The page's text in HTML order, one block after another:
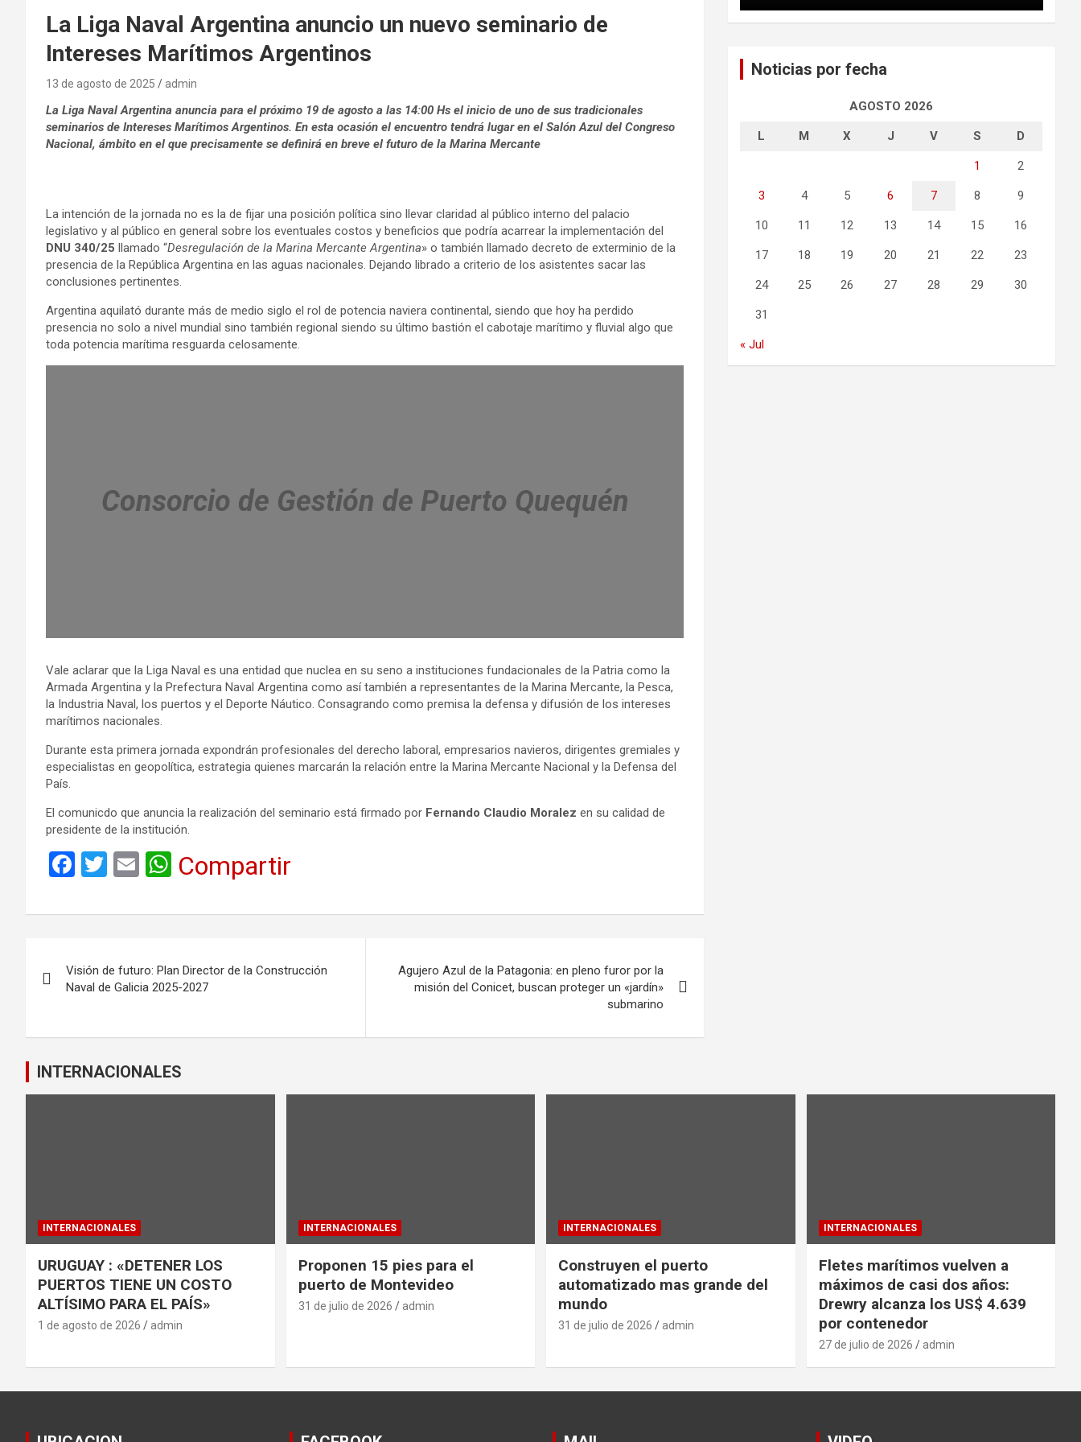
La Liga Naval Argentina anuncio un nuevo seminario de
Intereses Marítimos Argentinos
13 de agosto de 2025 admin
La Liga Naval Argentina anuncia para el próximo 19 de agosto a las 14:00 Hs el inicio de uno de sus tradicionales
seminarios de Intereses Marítimos Argentinos. En esta ocasión el encuentro tendrá lugar en el Salón Azul del Congreso
Nacional, ámbito en el que precisamente se definirá en breve el futuro de la Marina Mercante
La intención de la jornada no es la de fijar una posición política sino llevar claridad al público interno del palacio
legislativo y al público en general sobre los eventuales costos y beneficios que podría acarrear la implementación del
DNU 340/25 llamado “Desregulación de la Marina Mercante Argentina» o también llamado decreto de exterminio de la
presencia de la República Argentina en las aguas nacionales. Dejando librado a criterio de los asistentes sacar las
conclusiones pertinentes.
Argentina aquilató durante más de medio siglo el rol de potencia naviera continental, siendo que hoy ha perdido
presencia no solo a nivel mundial sino también regional siendo su último bastión el cabotaje marítimo y fluvial algo que
toda potencia marítima resguarda celosamente.
Consorcio de Gestión de Puerto Quequén
Vale aclarar que la Liga Naval es una entidad que nuclea en su seno a instituciones fundacionales de la Patria como la
Armada Argentina y la Prefectura Naval Argentina como así también a representantes de la Marina Mercante, la Pesca,
la Industria Naval, los puertos y el Deporte Náutico. Consagrando como premisa la defensa y difusión de los intereses
marítimos nacionales.
Durante esta primera jornada expondrán profesionales del derecho laboral, empresarios navieros, dirigentes gremiales y
especialistas en geopolítica, estrategia quienes marcarán la relación entre la Marina Mercante Nacional y la Defensa del
País.
El comunicdo que anuncia la realización del seminario está firmado por Fernando Claudio Moralez en su calidad de
presidente de la institución.
F
ce
o
o
T
tt
E
ail
W
at
A
p
Compartir
de
Visión de futuro: Plan Director de la Construcción
Naval de Galicia 2025-2027
Agujero Azul de la Patagonia: en pleno furor por la
misión del Conicet, buscan proteger un «jardín»
submarino
Noticias por fecha
AGOSTO 2026
L M X J V S D
1 2
3 4 5 6 7 8 9
10 11 12 13 14 15 16
17 18 19 20 21 22 23
24 25 26 27 28 29 30
31
« Jul
INTERNACIONALES
INTERNACIONALES
URUGUAY : «DETENER LOS
PUERTOS TIENE UN COSTO
ALTÍSIMO PARA EL PAÍS»
1 de agosto de 2026 admin
INTERNACIONALES
Proponen 15 pies para el
puerto de Montevideo
31 de julio de 2026 admin
INTERNACIONALES
Construyen el puerto
automatizado mas grande del
mundo
31 de julio de 2026 admin
INTERNACIONALES
Fletes marítimos vuelven a
máximos de casi dos años:
Drewry alcanza los US$ 4.639
por contenedor
27 de julio de 2026 admin